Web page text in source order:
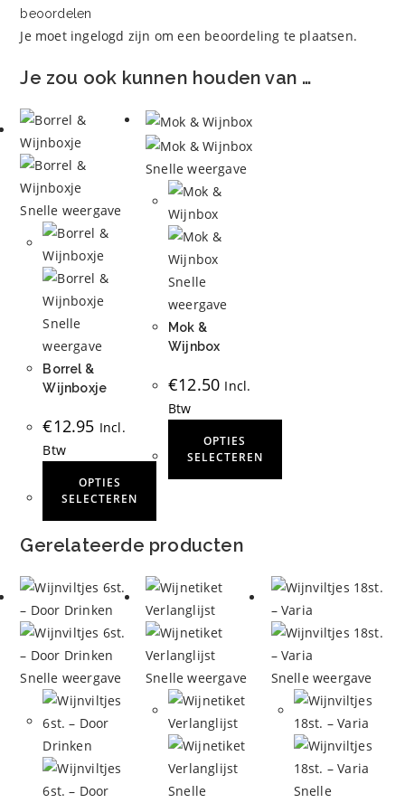
beoordelen
Je moet ingelogd zijn om een beoordeling te plaatsen.
Je zou ook kunnen houden van …
Snelle weergave
Snelle
weergave
Borrel &
Wijnboxje
€12.95 Incl.
Btw
OPTIES
SELECTEREN
product
meerdere
Deze
kan
gekozen
op
Snelle weergave
Snelle
weergave
Mok &
Wijnbox
€12.50 Incl.
Btw
OPTIES
SELECTEREN
heeft
meerdere
variaties.
Deze
optie
kan
gekozen
worden
op
de
productpagina
Gerelateerde producten
Snelle weergave Snelle weergave
Snelle
Snelle weergave
Snelle